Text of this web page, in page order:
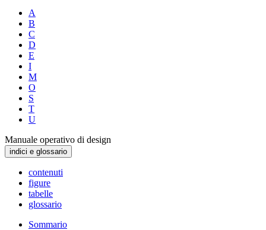
A
B
C
D
E
I
M
O
S
T
U
Manuale operativo di design
indici e glossario
contenuti
figure
tabelle
glossario
Sommario